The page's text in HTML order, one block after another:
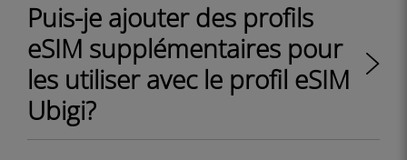
Puis-je ajouter des profils
eSIM supplémentaires pour
les utiliser avec le profil eSIM
Ubigi?